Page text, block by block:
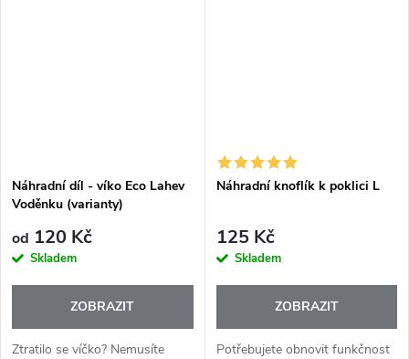
Náhradní díl - víko Eco Lahev
Voděnku (varianty)
od 120 Kč
Skladem
ZOBRAZIT
Ztratilo se víčko? Nemusíte
Náhradní knoflík k poklici L
125 Kč
Skladem
ZOBRAZIT
Potřebujete obnovit funkčnost